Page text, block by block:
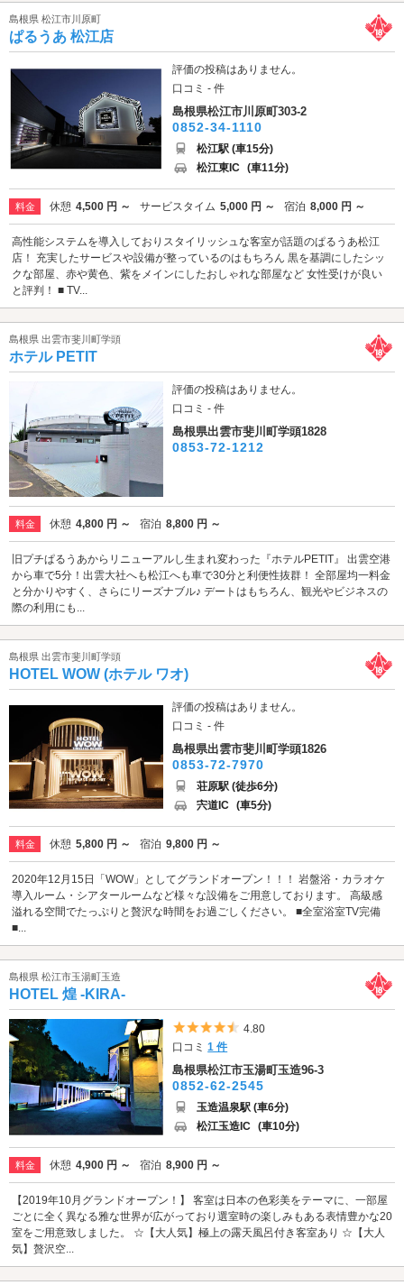
島根県 松江市川原町
ぱるうあ 松江店
評価の投稿はありません。
口コミ - 件
島根県松江市川原町303-2
0852-34-1110
松江駅 (車15分)
松江東IC (車11分)
料金 休憩 4,500 円 ～ サービスタイム 5,000 円 ～ 宿泊 8,000 円 ～
高性能システムを導入しておりスタイリッシュな客室が話題のぱるうあ松江
店！ 充実したサービスや設備が整っているのはもちろん 黒を基調にしたシッ
クな部屋、赤や黄色、紫をメインにしたおしゃれな部屋など 女性受けが良い
と評判！ ■ TV...
島根県 出雲市斐川町学頭
ホテル PETIT
評価の投稿はありません。
口コミ - 件
島根県出雲市斐川町学頭1828
0853-72-1212
料金 休憩 4,800 円 ～ 宿泊 8,800 円 ～
旧プチぱるうあからリニューアルし生まれ変わった『ホテルPETIT』 出雲空港
から車で5分！出雲大社へも松江へも車で30分と利便性抜群！ 全部屋均一料金
と分かりやすく、さらにリーズナブル♪ デートはもちろん、観光やビジネスの
際の利用にも...
島根県 出雲市斐川町学頭
HOTEL WOW (ホテル ワオ)
評価の投稿はありません。
口コミ - 件
島根県出雲市斐川町学頭1826
0853-72-7970
荘原駅 (徒歩6分)
宍道IC (車5分)
料金 休憩 5,800 円 ～ 宿泊 9,800 円 ～
2020年12月15日「WOW」としてグランドオープン！！！ 岩盤浴・カラオケ
導入ルーム・シアタールームなど様々な設備をご用意しております。 高級感
溢れる空間でたっぷりと贅沢な時間をお過ごしください。 ■全室浴室TV完備
■...
島根県 松江市玉湯町玉造
HOTEL 煌 -KIRA-
5つ星のうち4.5
4.80
口コミ1 件
島根県松江市玉湯町玉造96-3
0852-62-2545
玉造温泉駅 (車6分)
松江玉造IC (車10分)
料金 休憩 4,900 円 ～ 宿泊 8,900 円 ～
【2019年10月グランドオープン！】 客室は日本の色彩美をテーマに、一部屋
ごとに全く異なる雅な世界が広がっており選室時の楽しみもある表情豊かな20
室をご用意致しました。 ☆【大人気】極上の露天風呂付き客室あり ☆【大人
気】贅沢空...